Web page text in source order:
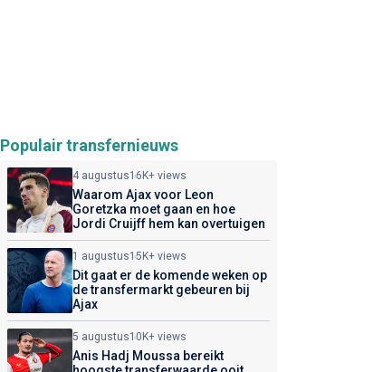
Populair transfernieuws
4 augustus16K+ views
Waarom Ajax voor Leon
Goretzka moet gaan en hoe
Jordi Cruijff hem kan overtuigen
1 augustus15K+ views
Dit gaat er de komende weken op
de transfermarkt gebeuren bij
Ajax
5 augustus10K+ views
Anis Hadj Moussa bereikt